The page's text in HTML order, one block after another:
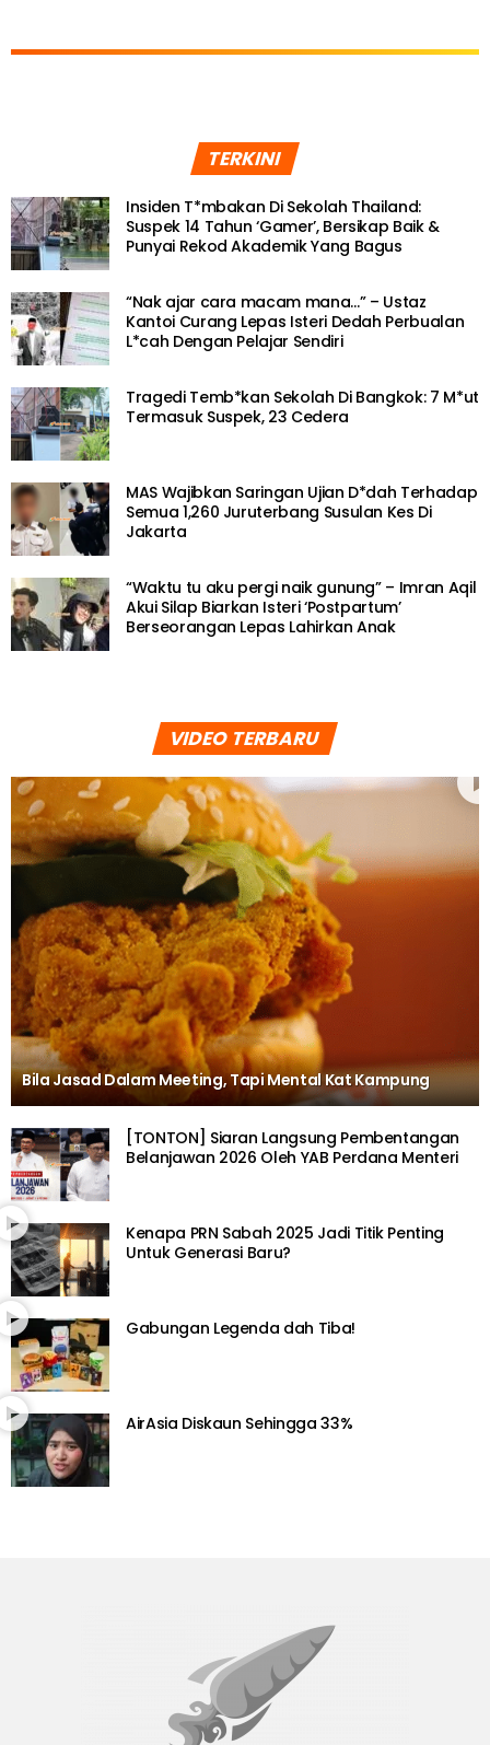
TERKINI
Insiden T*mbakan Di Sekolah Thailand:
Suspek 14 Tahun ‘Gamer’, Bersikap Baik &
Punyai Rekod Akademik Yang Bagus
“Nak ajar cara macam mana…” – Ustaz
Kantoi Curang Lepas Isteri Dedah Perbualan
L*cah Dengan Pelajar Sendiri
Tragedi Temb*kan Sekolah Di Bangkok: 7 M*ut
Termasuk Suspek, 23 Cedera
MAS Wajibkan Saringan Ujian D*dah Terhadap
Semua 1,260 Juruterbang Susulan Kes Di
Jakarta
“Waktu tu aku pergi naik gunung” – Imran Aqil
Akui Silap Biarkan Isteri ‘Postpartum’
Berseorangan Lepas Lahirkan Anak
VIDEO TERBARU
Bila Jasad Dalam Meeting, Tapi Mental Kat Kampung
[TONTON] Siaran Langsung Pembentangan
Belanjawan 2026 Oleh YAB Perdana Menteri
Kenapa PRN Sabah 2025 Jadi Titik Penting
Untuk Generasi Baru?
Gabungan Legenda dah Tiba!
AirAsia Diskaun Sehingga 33%